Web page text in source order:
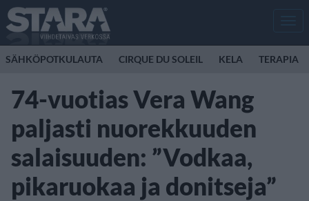
SÄHKÖPOTKULAUTA CIRQUE DU SOLEIL KELA TERAPIA
74-vuotias Vera Wang
paljasti nuorekkuuden
salaisuuden: ”Vodkaa,
pikaruokaa ja donitseja”